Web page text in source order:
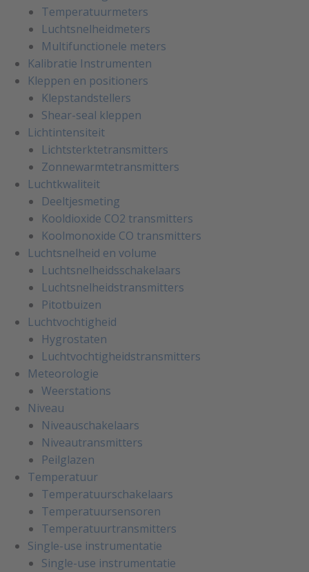
Temperatuurmeters
Luchtsnelheidmeters
Multifunctionele meters
Kalibratie Instrumenten
Kleppen en positioners
Klepstandstellers
Shear-seal kleppen
Lichtintensiteit
Lichtsterktetransmitters
Zonnewarmtetransmitters
Luchtkwaliteit
Deeltjesmeting
Kooldioxide CO2 transmitters
Koolmonoxide CO transmitters
Luchtsnelheid en volume
Luchtsnelheidsschakelaars
Luchtsnelheidstransmitters
Pitotbuizen
Luchtvochtigheid
Hygrostaten
Luchtvochtigheidstransmitters
Meteorologie
Weerstations
Niveau
Niveauschakelaars
Niveautransmitters
Peilglazen
Temperatuur
Temperatuurschakelaars
Temperatuursensoren
Temperatuurtransmitters
Single-use instrumentatie
Single-use instrumentatie